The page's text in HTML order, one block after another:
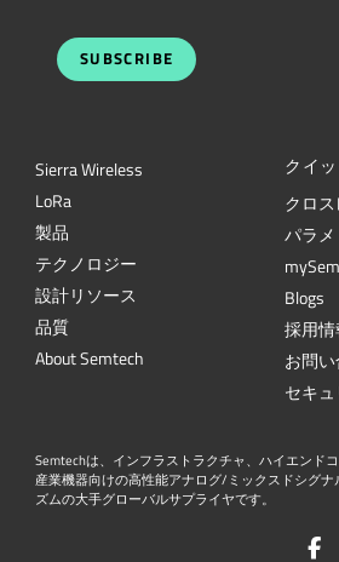
SUBSCRIBE
Sierra Wireless
LoRa
製品
テクノロジー
設計リソース
品質
About Semtech
クイ
クロ
パラ
Blogs
採用情
お問
セキ
Semtechは、インフラストラクチャ、ハイエンド
産業機器向けの高性能アナログ/ミックスドシグナ
ズムの大手グローバルサプライヤです。